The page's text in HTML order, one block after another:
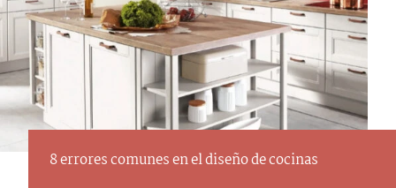
8 errores comunes en el diseño de cocinas